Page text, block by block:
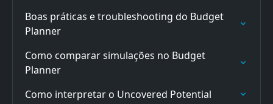
Boas práticas e troubleshooting do Budget
Planner
Como comparar simulações no Budget
Planner
Como interpretar o Uncovered Potential